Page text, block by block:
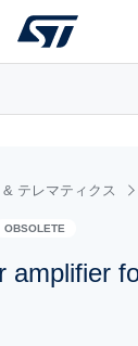
saved searches.
テレマティクス
OBSOLETE
amplifier